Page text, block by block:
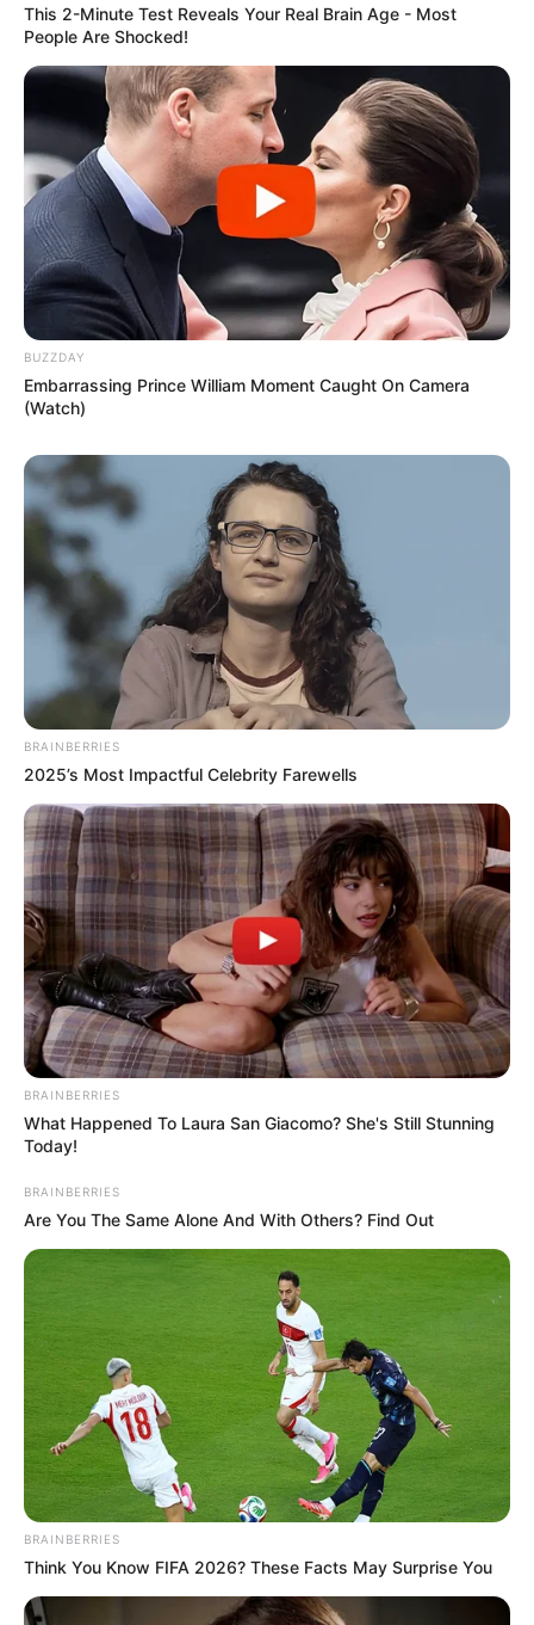
This 2-Minute Test Reveals Your Real Brain Age - Most
People Are Shocked!
BUZZDAY
Embarrassing Prince William Moment Caught On Camera
(Watch)
BRAINBERRIES
2025’s Most Impactful Celebrity Farewells
BRAINBERRIES
What Happened To Laura San Giacomo? She's Still Stunning
Today!
BRAINBERRIES
Are You The Same Alone And With Others? Find Out
BRAINBERRIES
Think You Know FIFA 2026? These Facts May Surprise You